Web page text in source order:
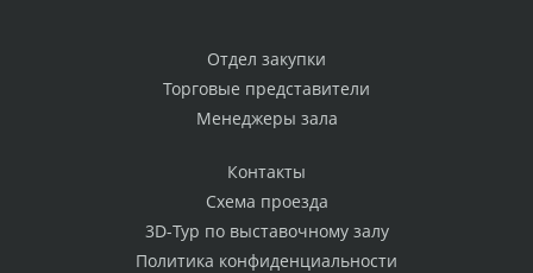
Отдел закупки
Торговые представители
Менеджеры зала
Контакты
Схема проезда
3D-Тур по выставочному залу
Политика конфиденциальности